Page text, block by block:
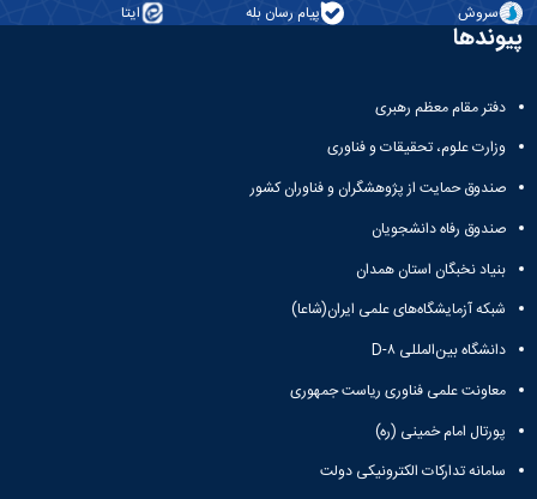
سروش پیام رسان بله ایتا
پیوندها
دفتر مقام معظم رهبری
وزارت علوم، تحقیقات و فناوری
صندوق حمایت از پژوهشگران و فناوران کشور
صندوق رفاه دانشجویان
بنیاد نخبگان استان همدان
شبکه آزمایشگاه‌های علمی ایران(شاعا)
دانشگاه بین‌المللی D-۸
معاونت علمی فناوری ریاست جمهوری
پورتال امام خمینی (ره)
سامانه تدارکات الکترونیکی دولت